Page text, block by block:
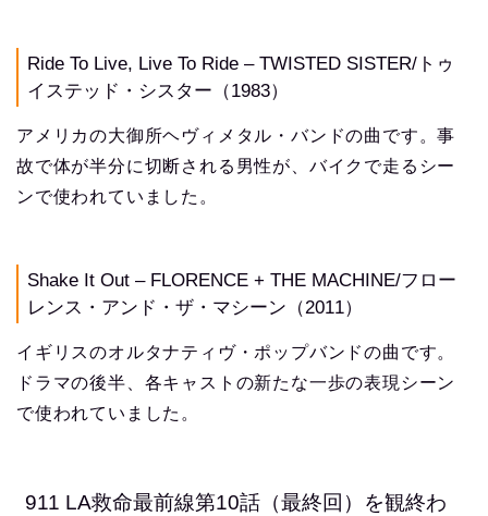
Ride To Live, Live To Ride – TWISTED SISTER/トゥ
イステッド・シスター（1983）
アメリカの大御所ヘヴィメタル・バンドの曲です。事
故で体が半分に切断される男性が、バイクで走るシー
ンで使われていました。
Shake It Out – FLORENCE + THE MACHINE/フロー
レンス・アンド・ザ・マシーン（2011）
イギリスのオルタナティヴ・ポップバンドの曲です。
ドラマの後半、各キャストの新たな一歩の表現シーン
で使われていました。
911 LA救命最前線第10話（最終回）を観終わ